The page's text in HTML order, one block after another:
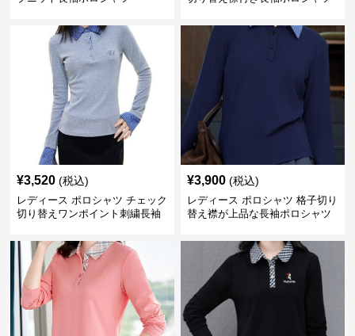
¥3,520 (税込)
レディース ポロシャツ チェック
切り替えワンポイント刺繍長袖
¥3,900 (税込)
レディース ポロシャツ 格子切り
替え襟が上品な長袖ポロシャツ